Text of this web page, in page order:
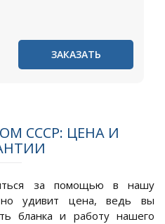
ЗАКАЗАТЬ
СССР: ЦЕНА И
за помощью в нашу
удивит цена, ведь вы
бланка и работу нашего